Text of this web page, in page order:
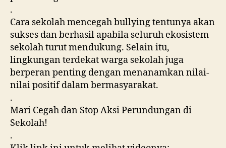
.
Cara sekolah mencegah bullying tentunya akan
sukses dan berhasil apabila seluruh ekosistem
sekolah turut mendukung. Selain itu,
lingkungan terdekat warga sekolah juga
berperan penting dengan menanamkan nilai-
nilai positif dalam bermasyarakat.
.
Mari Cegah dan Stop Aksi Perundungan di
Sekolah!
.